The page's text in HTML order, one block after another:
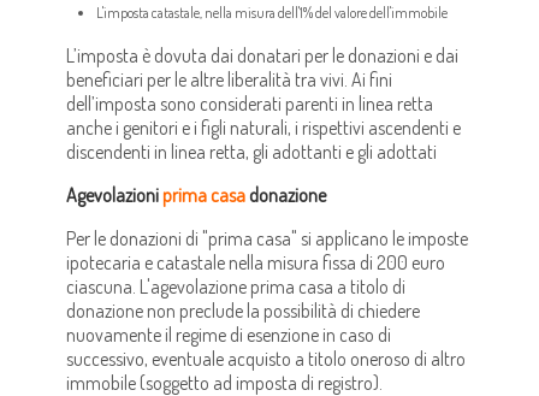
L'imposta catastale, nella misura dell'1% del valore dell'immobile
L’imposta è dovuta dai donatari per le donazioni e dai
beneficiari per le altre liberalità tra vivi. Ai fini
dell’imposta sono considerati parenti in linea retta
anche i genitori e i figli naturali, i rispettivi ascendenti e
discendenti in linea retta, gli adottanti e gli adottati
Agevolazioniprima casa donazione
Per le donazioni di "prima casa" si applicano le imposte
ipotecaria e catastale nella misura fissa di 200 euro
ciascuna. L'agevolazione prima casa a titolo di
donazione non preclude la possibilità di chiedere
nuovamente il regime di esenzione in caso di
successivo, eventuale acquisto a titolo oneroso di altro
immobile (soggetto ad imposta di registro).